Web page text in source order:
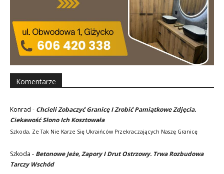
Komentarze
Konrad - Chcieli Zobaczyć Granicę I Zrobić Pamiątkowe Zdjęcia.
Ciekawość Słono Ich Kosztowała
Szkoda, Ze Tak Nie Karze Się Ukraińców Przekraczających Naszę Granicę
Szkoda - Betonowe Jeże, Zapory I Drut Ostrzowy. Trwa Rozbudowa
Tarczy Wschód